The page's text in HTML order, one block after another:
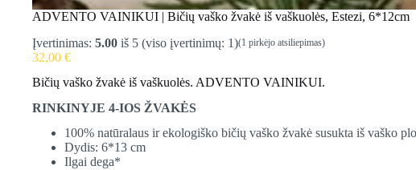
ADVENTO VAINIKUI | Bičių vaško žvakė iš vaškuolės, Estezi, 6*12cm
Įvertinimas: 5.00 iš 5 (viso įvertinimų: 1)(1 pirkėjo atsiliepimas)
32,00 €
Bičių vaško žvakė iš vaškuolės. ADVENTO VAINIKUI.
RINKINYJE 4-IOS ŽVAKĖS
100% natūralaus ir ekologiško bičių vaško žvakė susukta iš vaško
Dydis: 6*13 cm
Ilgai dega*